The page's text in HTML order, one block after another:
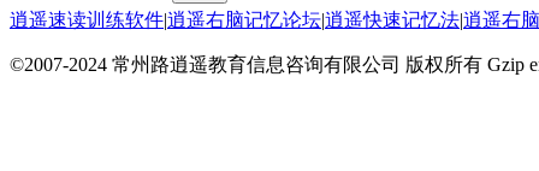
逍遥速读训练软件|逍遥右脑记忆论坛|逍遥快速记忆法|逍遥右
©2007-2024 常州路逍遥教育信息咨询有限公司 版权所有 Gzip